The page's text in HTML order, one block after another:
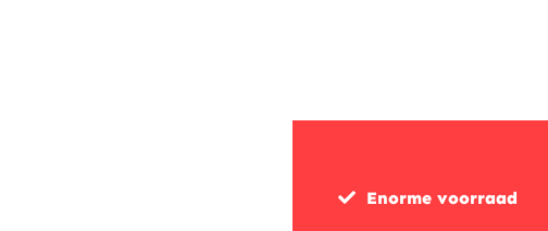
Enorme voorraad